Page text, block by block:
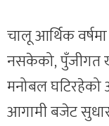
चालू आर्थिक
नसकेको, पुँजीगत
मनोबल घटिरहेको
आगामी बजेट